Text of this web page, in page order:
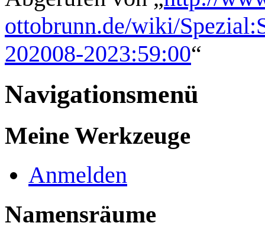
ottobrunn.de/wiki/
202008-2023:59:00“
Navigationsmenü
Meine Werkzeuge
Anmelden
Namensräume